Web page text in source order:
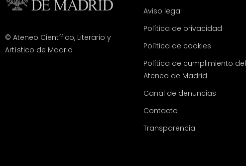
© Ateneo Científico, Literario y
Artístico de Madrid
Aviso legal
Política de privacidad
Política de cookies
Política de cumplimiento del
Ateneo de Madrid
Canal de denuncias
Contacto
Transparencia